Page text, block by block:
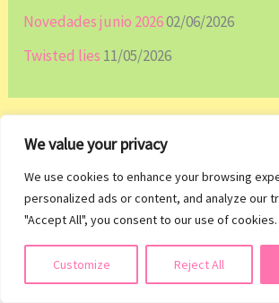
We value your privacy
We use cookies to enhance your browsing
personalized ads or content, and analyze our
"Accept All", you consent to our use of cookies.
Customize Reject All
Novedades junio 202602/06/2026
Twisted lies 11/05/2026
Escribe tu email…
Únete a